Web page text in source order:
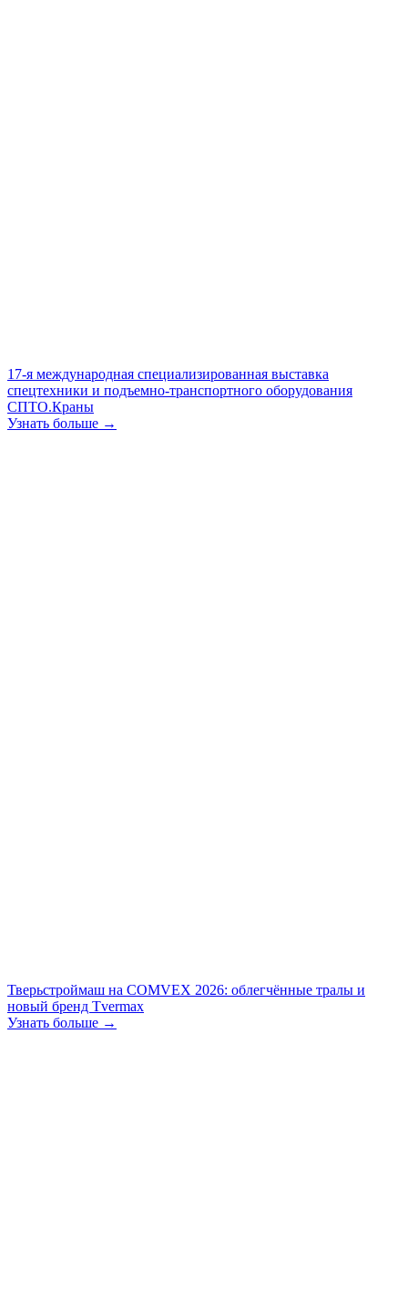
17-я международная специализированная выставка
спецтехники и подъемно-транспортного оборудования
СПТО.Краны
Узнать больше →
Тверьстроймаш на COMVEX 2026: облегчённые тралы и
новый бренд Tvermax
Узнать больше →